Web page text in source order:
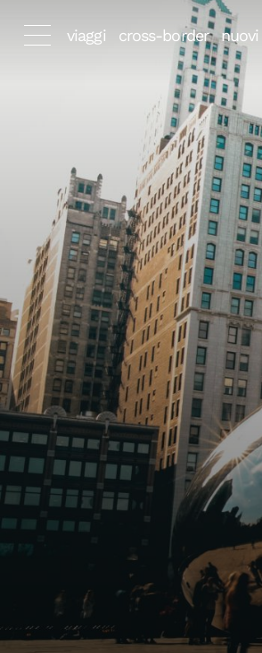
viaggi cross-border